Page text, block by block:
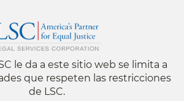
le da a este sitio web se limita a
que respeten las restricciones
de LSC.